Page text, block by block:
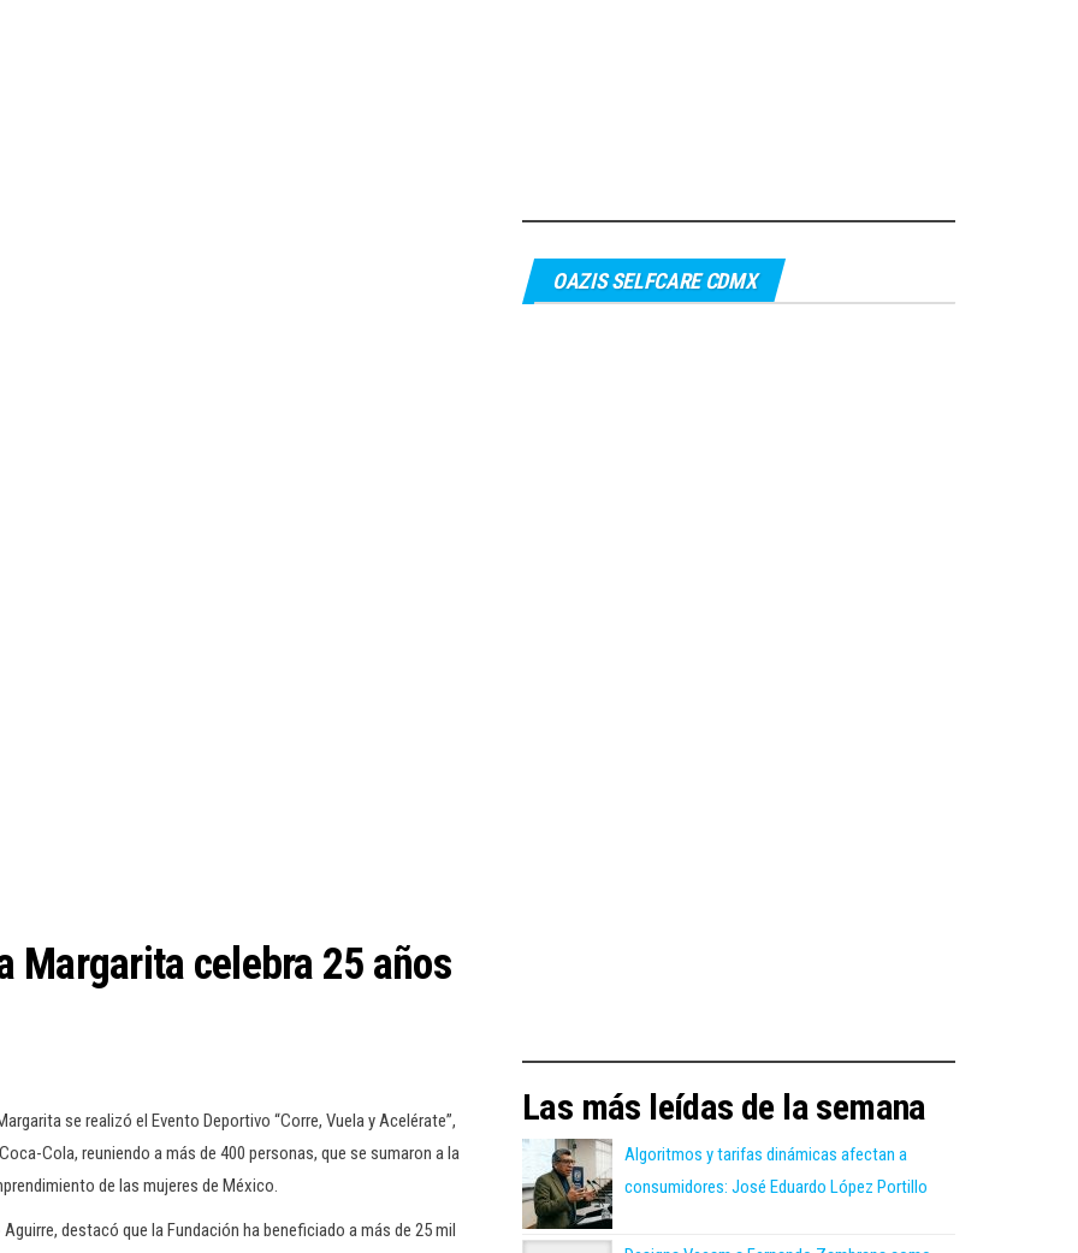
Margarita celebra 25 años
se realizó el Evento Deportivo “Corre, Vuela y Acelérate”,
Cola, reuniendo a más de 400 personas, que se sumaron a la
de las mujeres de México.
destacó que la Fundación ha beneficiado a más de 25 mil
OAZIS SELFCARE CDMX
Las más leídas de la semana
Algoritmos y tarifas dinámicas afectan a
consumidores: José Eduardo López Portillo